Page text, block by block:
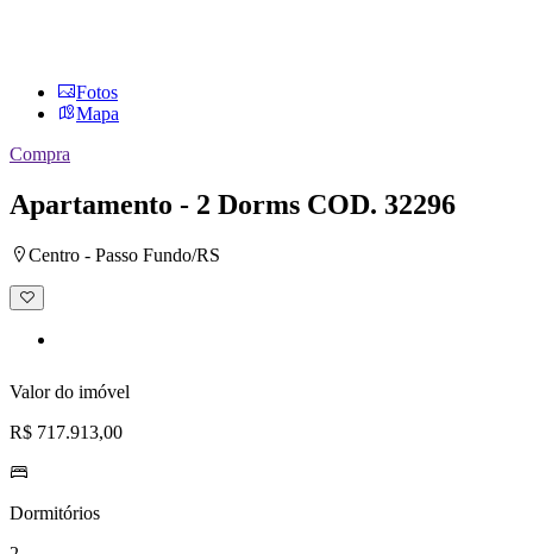
Fotos
Mapa
Compra
Apartamento - 2 Dorms COD. 32296
Centro - Passo Fundo/RS
Adicionar
à
Valor do imóvel
R$ 717.913,00
Dormitórios